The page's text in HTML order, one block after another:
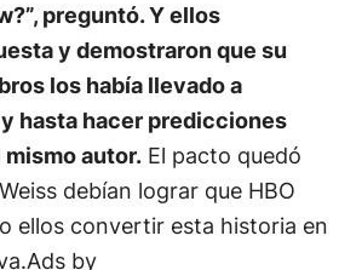
preguntó. Y ellos
y demostraron que su
los había llevado a
hasta hacer predicciones
mismo autor.El pacto quedó
debían lograr que HBO
ellos convertir esta historia en
by